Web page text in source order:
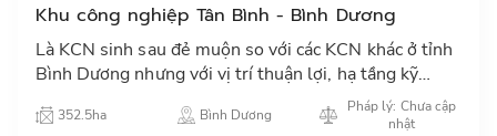
Khu công nghiệp Tân Bình - Bình Dương
Là KCN sinh sau đẻ muộn so với các KCN khác ở tỉnh
Bình Dương nhưng với vị trí thuận lợi, hạ tầng kỹ
thuật đồng bộ và chính sách ưu đãi, KCN Tân Bình tự
tin khẳ…
352.5ha Bình Dương
Pháp lý: Chưa cập
nhật